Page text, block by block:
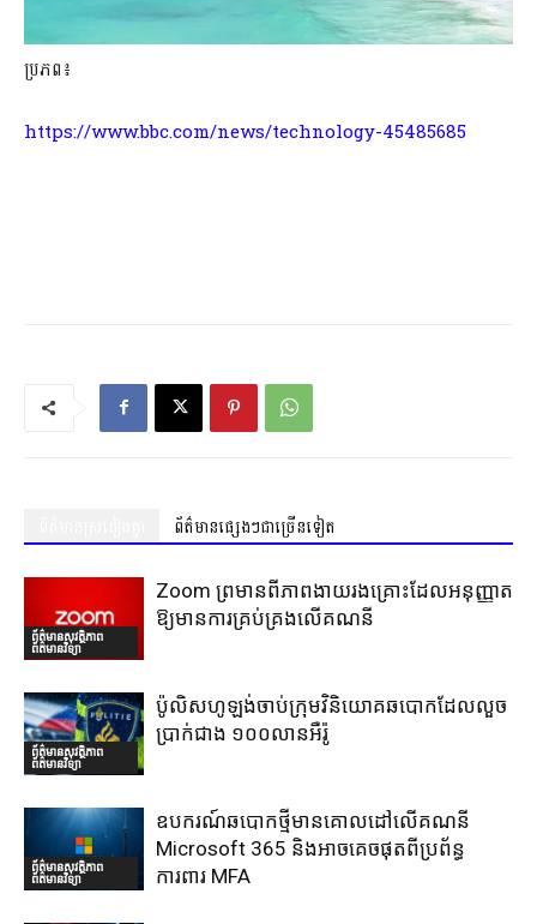
ប្រភព៖
https://www.bbc.com/news/technology-45485685
ព័ត៌មានផ្សេងៗជាច្រើនទៀត
ព័ត៌មានសុវត្ថិភាព
ព័ត៌មានវិទ្យា
Zoom ព្រមានពីភាពងាយរងគ្រោះដែលអនុញ្ញាត
ឱ្យមានការគ្រប់គ្រងលើគណនី
ព័ត៌មានសុវត្ថិភាព
ព័ត៌មានវិទ្យា
ប៉ូលិសហូឡង់ចាប់ក្រុមវិនិយោគឆបោកដែលលួច
ប្រាក់ជាង ១០០លានអឺរ៉ូ
ព័ត៌មានសុវត្ថិភាព
ព័ត៌មានវិទ្យា
ឧបករណ៍ឆបោកថ្មីមានគោលដៅលើគណនី
Microsoft 365 និងអាចគេចផុតពីប្រព័ន្ធ
ការពារ MFA